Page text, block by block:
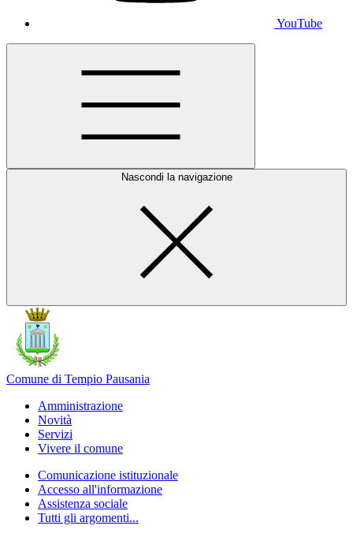
YouTube
Nascondi la navigazione
Comune di Tempio Pausania
Amministrazione
Novità
Servizi
Vivere il comune
Comunicazione istituzionale
Accesso all'informazione
Assistenza sociale
Tutti gli argomenti...